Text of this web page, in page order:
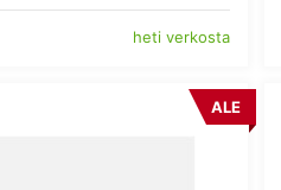
heti verkosta
ALE